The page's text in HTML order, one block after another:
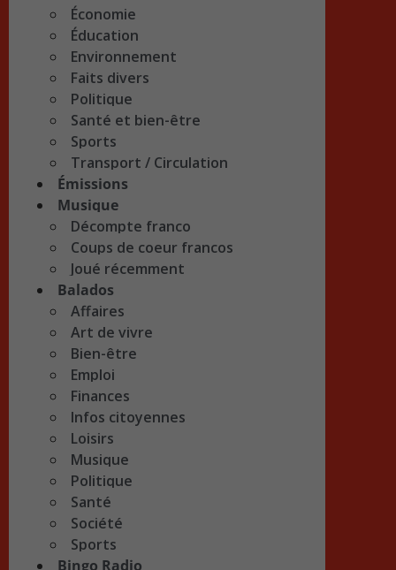
Économie
Éducation
Environnement
Faits divers
Politique
Santé et bien-être
Sports
Transport / Circulation
Émissions
Musique
Décompte franco
Coups de coeur francos
Joué récemment
Balados
Affaires
Art de vivre
Bien-être
Emploi
Finances
Infos citoyennes
Loisirs
Musique
Politique
Santé
Société
Sports
Bingo Radio